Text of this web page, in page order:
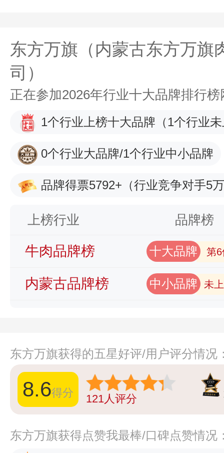
东方万旗（内蒙古东方万旗
司）
正在参加2026年行业十大品牌排行
1个行业上榜十大品牌 （1个行业
0个行业大品牌/1个行业中小品牌
品牌得票5792+ （行业竞争对手5
上榜行业 品牌榜
牛肉品牌榜 十大品牌 第6
内蒙古品牌榜 中小品牌 未
东方万旗获得的五星好评/用户评分情况
8.6得分 121人评分
东方万旗获得点赞我最棒/口碑点赞情况